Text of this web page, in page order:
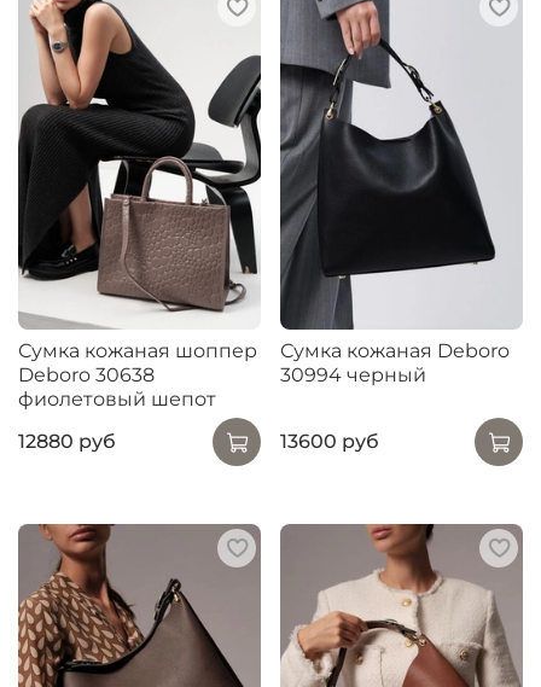
Сумка кожаная шоппер
Deboro 30638
фиолетовый шепот
12880 руб
Сумка кожаная Deboro
30994 черный
13600 руб